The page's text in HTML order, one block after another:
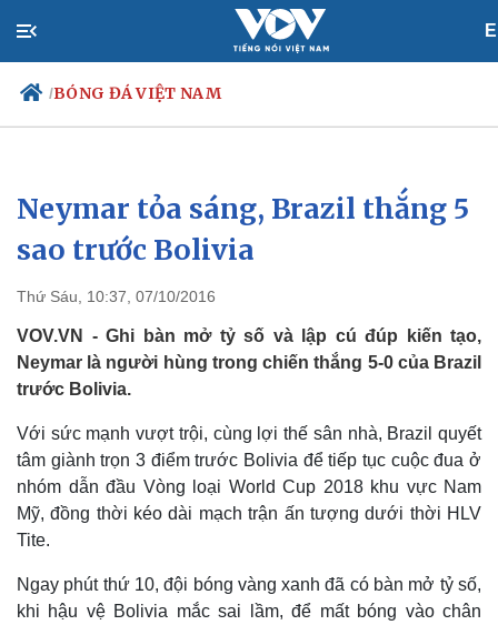
/BÓNG ĐÁ VIỆT NAM
Chính trị
Tổ chức nhân sự
Nhận diện sự thật
Xã hội
Việc làm
Biển đảo
Neymar tỏa sáng, Brazil thắng 5
sao trước Bolivia
Thứ Sáu, 10:37, 07/10/2016
VOV.VN - Ghi bàn mở tỷ số và lập cú đúp kiến tạo,
Neymar là người hùng trong chiến thắng 5-0 của Brazil
trước Bolivia.
Với sức mạnh vượt trội, cùng lợi thế sân nhà, Brazil quyết
tâm giành trọn 3 điểm trước Bolivia để tiếp tục cuộc đua ở
nhóm dẫn đầu Vòng loại World Cup 2018 khu vực Nam
Mỹ, đồng thời kéo dài mạch trận ấn tượng dưới thời HLV
Tite.
Ngay phút thứ 10, đội bóng vàng xanh đã có bàn mở tỷ số,
khi hậu vệ Bolivia mắc sai lầm, để mất bóng vào chân